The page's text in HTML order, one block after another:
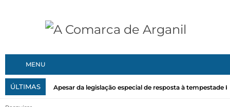
MENU
ÚLTIMAS Apesar da legislação especial de resposta à tempestade